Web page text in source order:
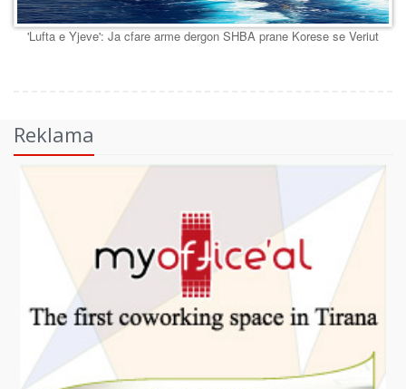
'Lufta e Yjeve': Ja cfare arme dergon SHBA prane Korese se Veriut
Reklama